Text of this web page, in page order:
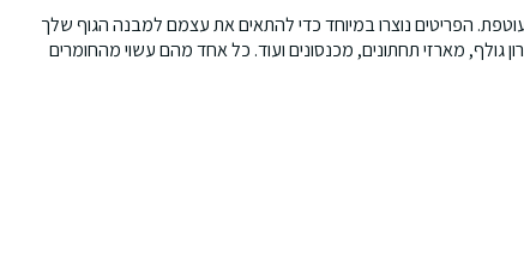
הפריטים נוצרו במיוחד כדי להתאים את עצמם למבנה הגוף שלך
גולף, מארזי תחתונים, מכנסונים ועוד. כל אחד מהם עשוי מהחומרים